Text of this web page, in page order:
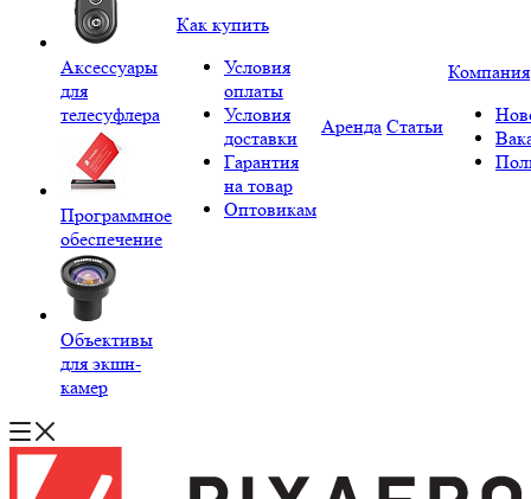
Аксессуары
для
телесуфлера
Программное
обеспечение
Объективы
для экшн-
камер
Как купить
Условия
оплаты
Условия
доставки
Гарантия
на товар
Оптовикам
Аренда Статьи
Компания